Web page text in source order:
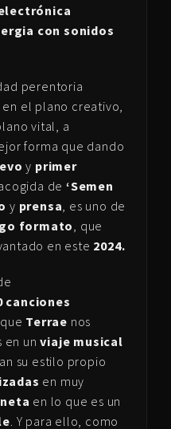
con sonidos
perentoria
en el plano creativo,
vital, a
forma que dando
y primer
de ‘Semen
y prensa, es uno de
formato, que
en este 2024.
canciones
Terrae nos
en unviaje musical
su estilo propio
en muy
en lo que es un
. Y para ello, como